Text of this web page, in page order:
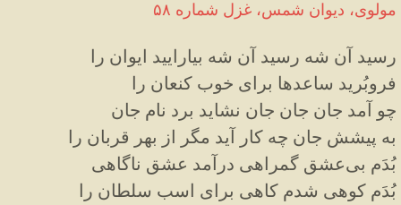
مولوی، دیوان شمس، غزل شماره ۵۸
رسید آن شه رسید آن شه بیارایید ایوان را
فروبُرید ساعدها برای خوب کنعان را
چو آمد جان جان جان نشاید برد نام جان
به پیشش جان چه کار آید مگر از بهر قربان را
بُدَم بی‌عشق گمراهی درآمد عشق ناگاهی
بُدَم کوهی شدم کاهی برای اسب سلطان را